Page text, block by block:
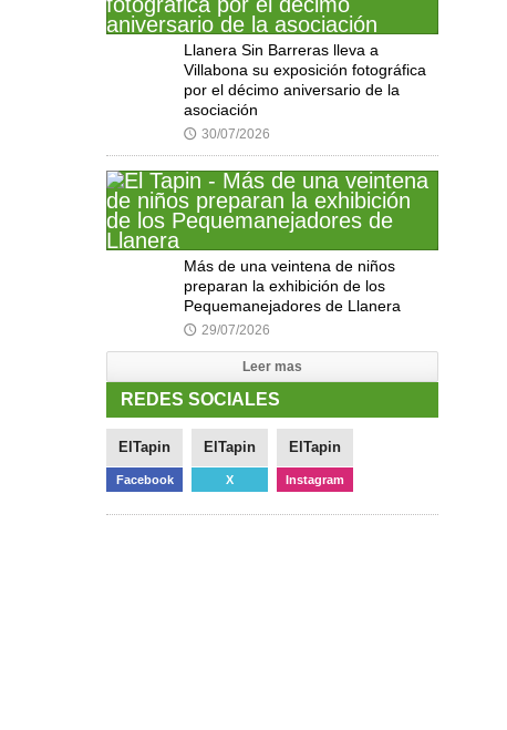
Llanera Sin Barreras lleva a
Villabona su exposición fotográfica
por el décimo aniversario de la
asociación
🕔 30/07/2026
Más de una veintena de niños
preparan la exhibición de los
Pequemanejadores de Llanera
🕔 29/07/2026
Leer mas
REDES SOCIALES
ElTapin
Facebook
ElTapin
X
ElTapin
Instagram